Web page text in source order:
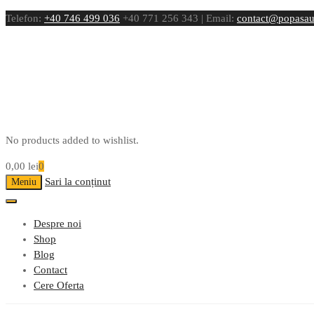
Telefon: +40 746 499 036 +40 771 256 343 | Email:
No products added to wishlist.
0,00 lei0
Meniu Sari la conținut
Despre noi
Shop
Blog
Contact
Cere Oferta